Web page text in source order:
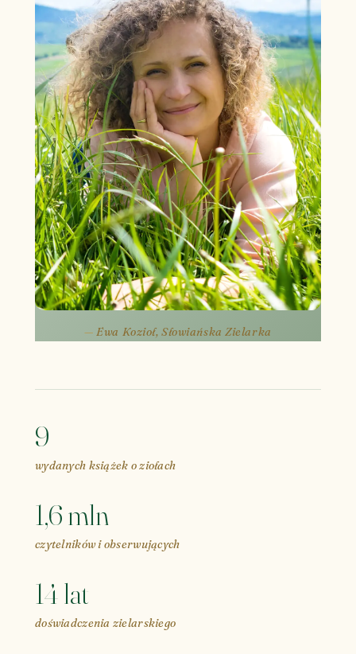
Ewa Kozioł, Słowiańska Zielarka
9
wydanych książek o ziołach
1,6 mln
czytelników i obserwujących
14 lat
doświadczenia zielarskiego